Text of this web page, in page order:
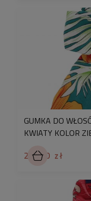
GUMKA DO
KWIATY KOLOR
25,90 zł